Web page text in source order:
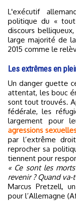
L'exécutif
politique du «
discours
large majorité de
2015 comme le
Les extrêmes en
Un danger guette cependant l'Allemagne. Comme à chaque
attentat, les bouc
sont tout trouvés.
fédérale, les
largement pour
agressions
par l’extrême
reprocher sa
tiennent pour
« Ce sont les
revenir ? Quand
Marcus Pretzell,
pour l’Allemagne